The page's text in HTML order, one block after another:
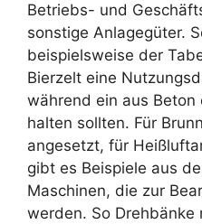
Betriebs- und
sonstige Anlagegüter.
beispielsweise der
Bierzelt eine
während ein aus
halten sollten. Für
angesetzt, für
gibt es Beispiele aus
Maschinen, die zur
werden. So Drehbänke